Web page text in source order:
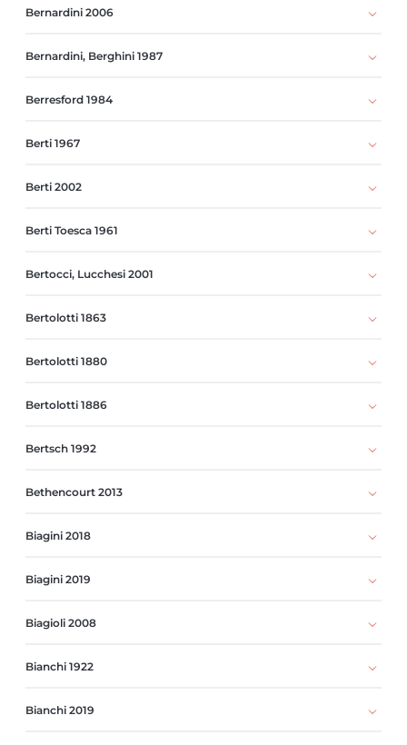
Bernardini 2006
Bernardini, Berghini 1987
Berresford 1984
Berti 1967
Berti 2002
Berti Toesca 1961
Bertocci, Lucchesi 2001
Bertolotti 1863
Bertolotti 1880
Bertolotti 1886
Bertsch 1992
Bethencourt 2013
Biagini 2018
Biagini 2019
Biagioli 2008
Bianchi 1922
Bianchi 2019